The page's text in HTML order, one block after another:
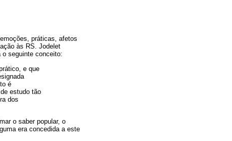
práticas, afetos
às RS. Jodelet
o seguinte conceito:
e que
é
estudo tão
dos
o saber popular, o
era concedida a este